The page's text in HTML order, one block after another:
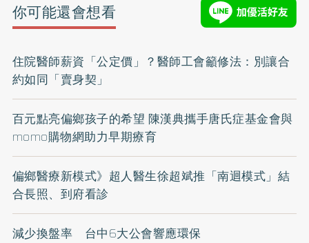
你可能還會想看
住院醫師薪資「公定價」？醫師工會籲修法：別讓合
約如同「賣身契」
百元點亮偏鄉孩子的希望 陳漢典攜手唐氏症基金會與
momo購物網助力早期療育
偏鄉醫療新模式》超人醫生徐超斌推「南迴模式」結
合長照、到府看診
減少換盤率 台中6大公會響應環保